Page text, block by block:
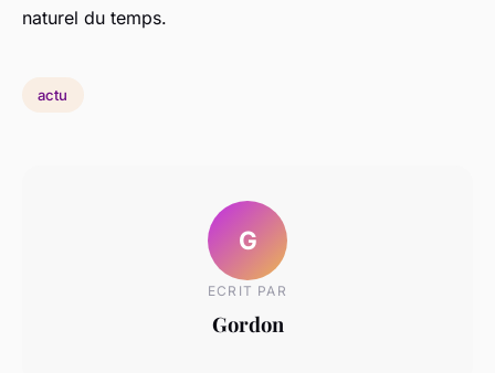
naturel du temps.
actu
G
ECRIT PAR
Gordon